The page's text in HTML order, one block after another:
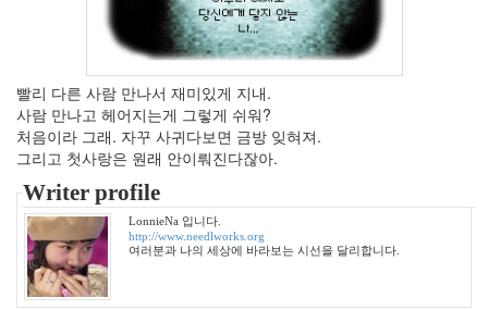
빨리 다른 사람 만나서 재미있게 지내.
사람 만나고 헤어지는게 그렇게 쉬워?
처음이라 그래. 자꾸 사귀다보면 금방 잊혀져.
그리고 첫사랑은 원래 안이뤄진다잖아.
Writer profile
LonnieNa 입니다.
http://www.needlworks.org
여러분과 나의 세상에 바라보는 시선을 달리합니다.
월
2
2008
년
10
월
3
2008
년
11